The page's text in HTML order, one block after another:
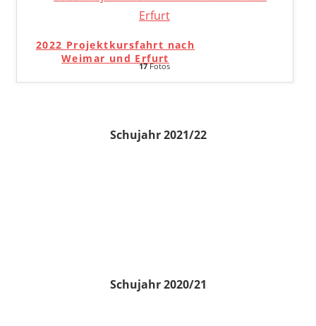
2022 Projektkursfahrt nach
Weimar und Erfurt
17Fotos
Schujahr 2021/22
Schujahr 2020/21